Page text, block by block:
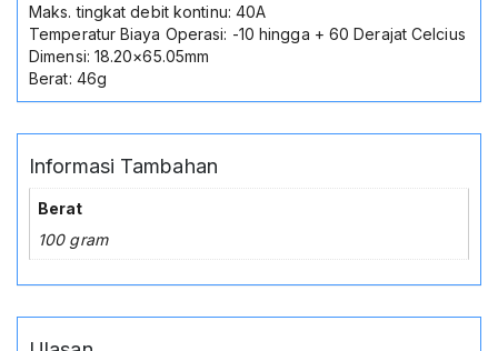
Maks. tingkat debit kontinu: 40A
Temperatur Biaya Operasi: -10 hingga + 60 Derajat Celcius
Dimensi: 18.20×65.05mm
Berat: 46g
Informasi Tambahan
Berat
100 gram